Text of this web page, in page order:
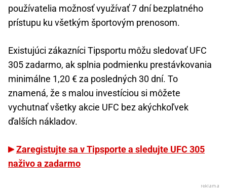
používatelia možnosť využívať 7 dní bezplatného
prístupu ku všetkým športovým prenosom.
Existujúci zákazníci Tipsportu môžu sledovať UFC
305 zadarmo, ak splnia podmienku prestávkovania
minimálne 1,20 € za posledných 30 dní. To
znamená, že s malou investíciou si môžete
vychutnať všetky akcie UFC bez akýchkoľvek
ďalších nákladov.
Zaregistujte sa v Tipsporte a sledujte UFC 305
naživo a zadarmo